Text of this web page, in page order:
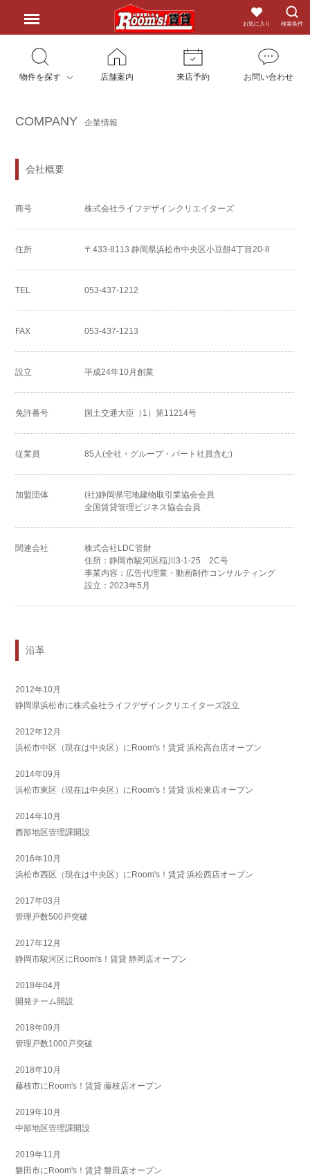
お気に入り 検索条件
物件を探す 店舗案内 来店予約 お問い合わせ
COMPANY 企業情報
会社概要
商号 株式会社ライフデザインクリエイターズ
住所 〒433-8113 静岡県浜松市中央区小豆餅4丁目20-8
TEL 053-437-1212
FAX 053-437-1213
設立 平成24年10月創業
免許番号 国土交通大臣（1）第11214号
従業員 85人(全社・グループ・パート社員含む)
加盟団体
(社)静岡県宅地建物取引業協会会員
全国賃貸管理ビジネス協会会員
関連会社
株式会社LDC管財
住所：静岡市駿河区稲川3-1-25 2C号
事業内容：広告代理業・動画制作コンサルティング
設立：2023年5月
沿革
2012年10月
静岡県浜松市に株式会社ライフデザインクリエイターズ設立
2012年12月
浜松市中区（現在は中央区）にRoom's！賃貸 浜松高台店オープン
2014年09月
浜松市東区（現在は中央区）にRoom's！賃貸 浜松東店オープン
2014年10月
西部地区管理課開設
2016年10月
浜松市西区（現在は中央区）にRoom's！賃貸 浜松西店オープン
2017年03月
管理戸数500戸突破
2017年12月
静岡市駿河区にRoom's！賃貸 静岡店オープン
2018年04月
開発チーム開設
2018年09月
管理戸数1000戸突破
2018年10月
藤枝市にRoom's！賃貸 藤枝店オープン
2019年10月
中部地区管理課開設
2019年11月
磐田市にRoom's！賃貸 磐田店オープン